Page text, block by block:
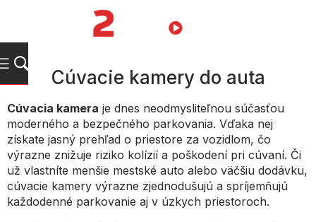
Cúvacie kamery do auta
Cúvacia kamera je dnes neodmysliteľnou súčasťou
moderného a bezpečného parkovania. Vďaka nej
získate jasný prehľad o priestore za vozidlom, čo
výrazne znižuje riziko kolízií a poškodení pri cúvaní. Či
už vlastníte menšie mestské auto alebo väčšiu dodávku,
cúvacie kamery výrazne zjednodušujú a spríjemňujú
každodenné parkovanie aj v úzkych priestoroch.